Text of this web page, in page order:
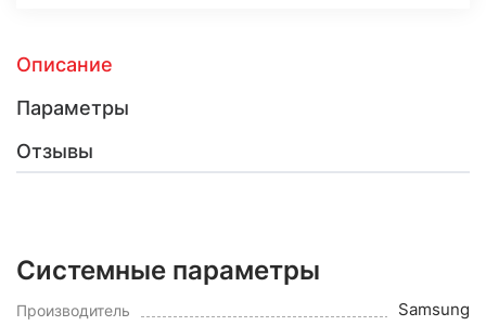
Описание
Параметры
Отзывы
Системные параметры
Производитель Samsung